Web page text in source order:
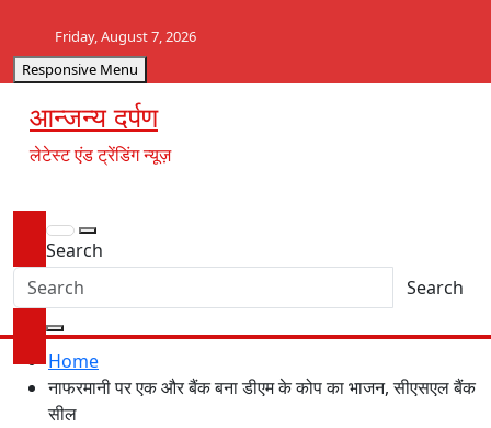
content
Friday, August 7, 2026
Responsive Menu
आन्जन्य दर्पण
लेटेस्ट एंड ट्रेंडिंग न्यूज़
Search
Search
Home
नाफरमानी पर एक और बैंक बना डीएम के कोप का भाजन, सीएसएल बैंक
सील